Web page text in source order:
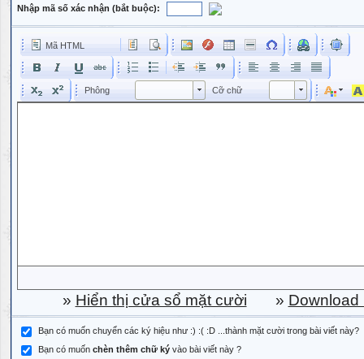
Nhập mã số xác nhận (bắt buộc):
Mã HTML
Phông Phông Cỡ chữ Kích cỡ phông
» Hiển thị cửa sổ mặt cười » Download
Bạn có muốn chuyển các ký hiệu như :) :( :D ...thành mặt cười trong bài viết này?
Bạn có muốn chèn thêm chữ ký vào bài viết này ?